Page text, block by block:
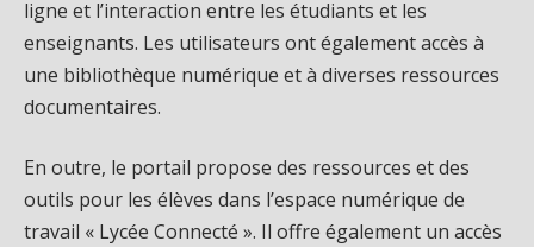
ligne et l’interaction entre les étudiants et les
enseignants. Les utilisateurs ont également accès à
une bibliothèque numérique et à diverses ressources
documentaires.
En outre, le portail propose des ressources et des
outils pour les élèves dans l’espace numérique de
travail « Lycée Connecté ». Il offre également un accès